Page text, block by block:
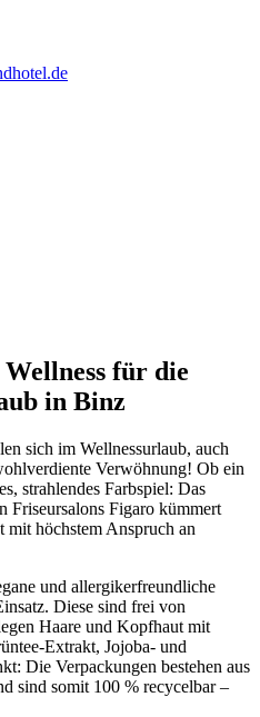
Wellness für die
in Binz
sich im Wellnessurlaub, auch
Verwöhnung! Ob ein
strahlendes Farbspiel: Das
Friseursalons Figaro kümmert
höchstem Anspruch an
und allergikerfreundliche
Diese sind frei von
Haare und Kopfhaut mit
Extrakt, Jojoba- und
Die Verpackungen bestehen aus
sind somit 100 % recycelbar –